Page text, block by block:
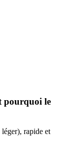
pourquoi le
rapide et